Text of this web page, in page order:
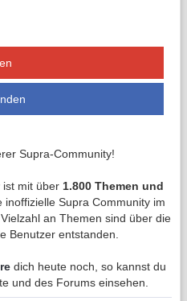
Supra-Community!
ist mit über 1.800 Themen und
inoffizielle Supra Community im
an Themen sind über die
Benutzer entstanden.
dich heute noch, so kannst du
und des Forums einsehen.